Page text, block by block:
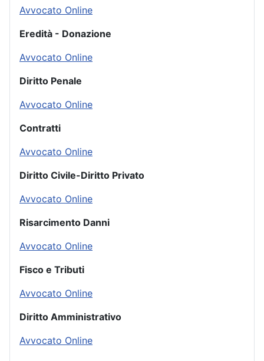
Avvocato Online
Eredità - Donazione
Avvocato Online
Diritto Penale
Avvocato Online
Contratti
Avvocato Online
Diritto Civile-Diritto Privato
Avvocato Online
Risarcimento Danni
Avvocato Online
Fisco e Tributi
Avvocato Online
Diritto Amministrativo
Avvocato Online